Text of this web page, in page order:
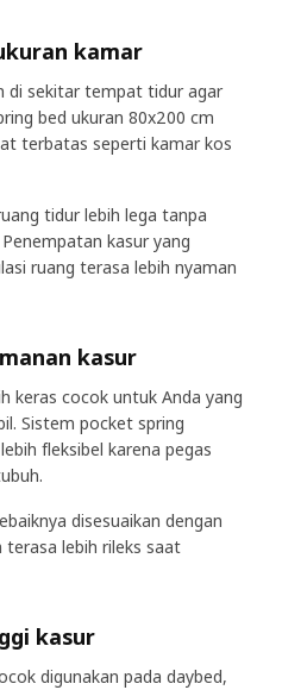
kamar
di sekitar tempat tidur agar
bed ukuran 80x200 cm
terbatas seperti kamar kos
tidur lebih lega tanpa
kasur yang
ruang terasa lebih nyaman
kasur
keras cocok untuk Anda yang
Sistem pocket spring
fleksibel karena pegas
disesuaikan dengan
lebih rileks saat
kasur
digunakan pada daybed,